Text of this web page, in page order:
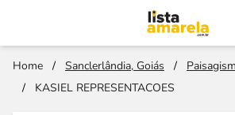
Home / Sanclerlândia, Goiás /
/
KASIEL REPRESENTACOES